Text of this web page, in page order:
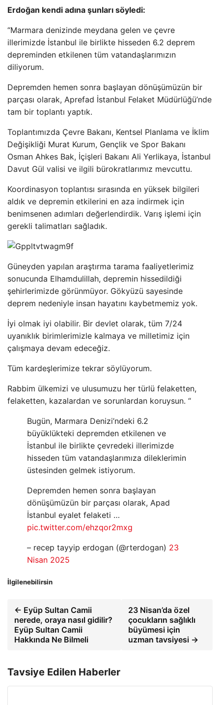
Erdoğan kendi adına şunları söyledi:
“Marmara denizinde meydana gelen ve çevre
illerimizde İstanbul ile birlikte hisseden 6.2 deprem
depreminden etkilenen tüm vatandaşlarımızın
diliyorum.
Depremden hemen sonra başlayan dönüşümüzün bir
parçası olarak, Aprefad İstanbul Felaket Müdürlüğü’nde
tam bir toplantı yaptık.
Toplantımızda Çevre Bakanı, Kentsel Planlama ve İklim
Değişikliği Murat Kurum, Gençlik ve Spor Bakanı
Osman Ahkes Bak, İçişleri Bakanı Ali Yerlikaya, İstanbul
Davut Gül valisi ve ilgili bürokratlarımız mevcuttu.
Koordinasyon toplantısı sırasında en yüksek bilgileri
aldık ve depremin etkilerini en aza indirmek için
benimsenen adımları değerlendirdik. Varış işlemi için
gerekli talimatları sağladık.
Güneyden yapılan araştırma tarama faaliyetlerimiz
sonucunda Elhamdulillah, depremin hissedildiği
şehirlerimizde görünmüyor. Gökyüzü sayesinde
deprem nedeniyle insan hayatını kaybetmemiz yok.
İyi olmak iyi olabilir. Bir devlet olarak, tüm 7/24
uyanıklık birimlerimizle kalmaya ve milletimiz için
çalışmaya devam edeceğiz.
Tüm kardeşlerimize tekrar söylüyorum.
Rabbim ülkemizi ve ulusumuzu her türlü felaketten,
felaketten, kazalardan ve sorunlardan koruysun. “
Bugün, Marmara Denizi’ndeki 6.2
büyüklükteki depremden etkilenen ve
İstanbul ile birlikte çevredeki illerimizde
hisseden tüm vatandaşlarımıza dileklerimin
üstesinden gelmek istiyorum.
Depremden hemen sonra başlayan
dönüşümüzün bir parçası olarak, Apad
İstanbul eyalet felaketi …
pic.twitter.com/ehzqor2mxg
– recep tayyip erdogan (@rterdogan) 23
Nisan 2025
İlgilenebilirsin
← Eyüp Sultan Camii
nerede, oraya nasıl gidilir?
Eyüp Sultan Camii
Hakkında Ne Bilmeli
23 Nisan’da özel
çocukların sağlıklı
büyümesi için
uzman tavsiyesi →
Tavsiye Edilen Haberler